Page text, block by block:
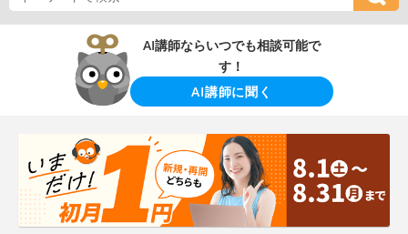
AI講師ならいつでも相談可能で
す！
AI講師に聞く